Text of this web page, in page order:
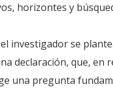
horizontes y
investigador se
declaración, que, en
una pregunta